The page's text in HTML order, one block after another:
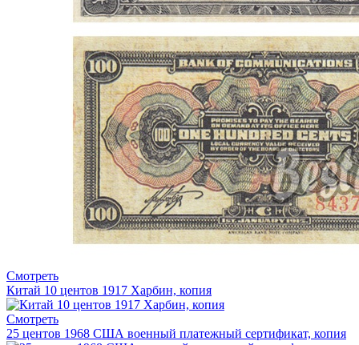
Смотреть
Китай 10 центов 1917 Харбин, копия
Смотреть
25 центов 1968 США военный платежный сертификат, копия